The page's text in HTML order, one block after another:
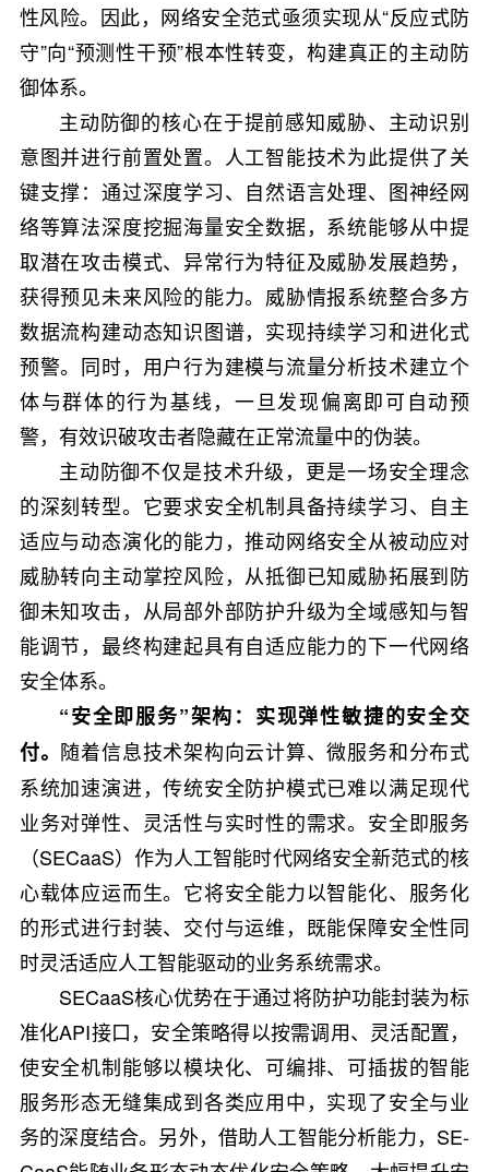
性风险。因此，网络安全范式亟须实现从“反应式防
守”向“预测性干预”根本性转变，构建真正的主动防
御体系。
主动防御的核心在于提前感知威胁、主动识别
意图并进行前置处置。人工智能技术为此提供了关
键支撑：通过深度学习、自然语言处理、图神经网
络等算法深度挖掘海量安全数据，系统能够从中提
取潜在攻击模式、异常行为特征及威胁发展趋势，
获得预见未来风险的能力。威胁情报系统整合多方
数据流构建动态知识图谱，实现持续学习和进化式
预警。同时，用户行为建模与流量分析技术建立个
体与群体的行为基线，一旦发现偏离即可自动预
警，有效识破攻击者隐藏在正常流量中的伪装。
主动防御不仅是技术升级，更是一场安全理念
的深刻转型。它要求安全机制具备持续学习、自主
适应与动态演化的能力，推动网络安全从被动应对
威胁转向主动掌控风险，从抵御已知威胁拓展到防
御未知攻击，从局部外部防护升级为全域感知与智
能调节，最终构建起具有自适应能力的下一代网络
安全体系。
“安全即服务”架构：实现弹性敏捷的安全交
付。 随着信息技术架构向云计算、微服务和分布式
系统加速演进，传统安全防护模式已难以满足现代
业务对弹性、灵活性与实时性的需求。安全即服务
（SECaaS）作为人工智能时代网络安全新范式的核
心载体应运而生。它将安全能力以智能化、服务化
的形式进行封装、交付与运维，既能保障安全性同
时灵活适应人工智能驱动的业务系统需求。
SECaaS核心优势在于通过将防护功能封装为标
准化API接口，安全策略得以按需调用、灵活配置，
使安全机制能够以模块化、可编排、可插拔的智能
服务形态无缝集成到各类应用中，实现了安全与业
务的深度结合。另外，借助人工智能分析能力，SE-